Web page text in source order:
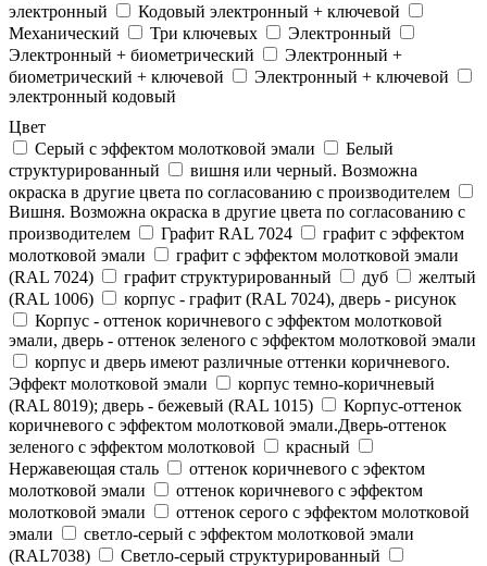
электронный
Кодовый электронный + ключевой
Механический
Три ключевых
Электронный
Электронный + биометрический
Электронный +
биометрический + ключевой
Электронный + ключевой
электронный кодовый
Цвет
Cерый с эффектом молотковой эмали
Белый
структурированный
вишня или черный. Возможна
окраска в другие цвета по согласованию с производителем
Вишня. Возможна окраска в другие цвета по согласованию с
производителем
Графит RAL 7024
графит с эффектом
молотковой эмали
графит с эффектом молотковой эмали
(RAL 7024)
графит структурированный дуб
желтый
(RAL 1006)
корпус - графит (RAL 7024), дверь - рисунок
Корпус - оттенок коричневого с эффектом молотковой
эмали, дверь - оттенок зеленого с эффектом молотковой эмали
корпус и дверь имеют различные оттенки коричневого.
Эффект молотковой эмали
корпус темно-коричневый
(RAL 8019); дверь - бежевый (RAL 1015)
Корпус-оттенок
коричневого с эффектом молотковой эмали.Дверь-оттенок
зеленого с эффектом молотковой
красный
Нержавеющая сталь
оттенок коричневого с эфектом
молотковой эмали
оттенок коричневого с эффектом
молотковой эмали
оттенок серого с эффектом молотковой
эмали
светло-серый с эффектом молотковой эмали
(RAL7038)
Светло-серый структурированный